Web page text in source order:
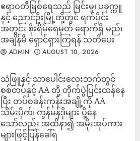
ဧရာဝတီမြစ်ရေသည် မြင်းမူ၊ ပခုက္ကူ
နှင့် ညောင်ဦးမြို့တို့တွင် ရက်ပိုင်း
အတွင်း စိုးရိမ်ရေမှတ် ရောက်ရှိ မည်၊
အချိန်မီ ရှောင်ရှားကြရန် သတိပေး
ADMIN AUGUST 10, 2026
သဲဖြူနှင့် သာပေါင်းလေးဘက်တွင်
စစ်တပ်နှင့် AA တို့ တိုက်ပွဲပြင်းထန်‌နေ
ပြီး တပ်စခန်းကုန်းအချို့ကို AA
သိမ်းပိုက်၊ ကွန်မန်ဒိုများ ပို့နေ
သော်လည်း အထိနာ၍ အမိုးအုပ်ကား
များဖြင့်ပြန်ခေါ်ရ